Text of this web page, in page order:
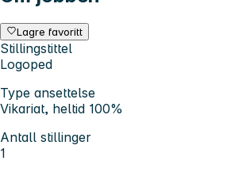
Lagre favoritt
Stillingstittel
Logoped
Type ansettelse
Vikariat, heltid 100%
Antall stillinger
1